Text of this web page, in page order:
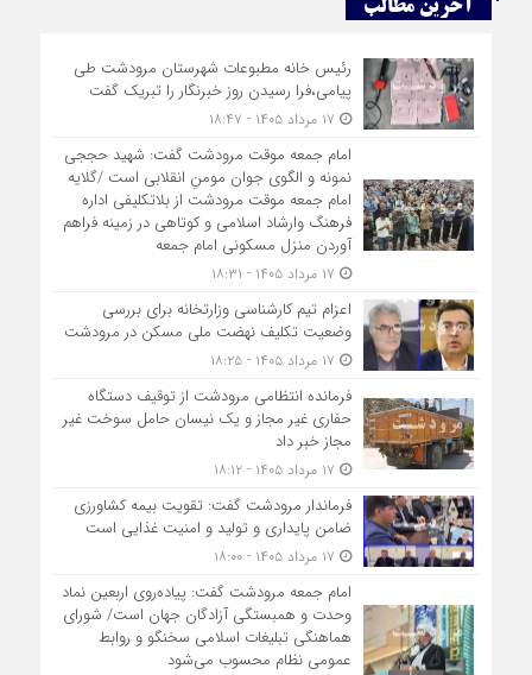
آخرین مطالب
رئیس خانه مطبوعات شهرستان مرودشت طی
پیامی،فرا رسیدن روز خبرنگار را تبریک گفت
امام جمعه موقت مرودشت گفت: شهید حججی
نمونه و الگوی جوان مومنِ انقلابی است /گلایه
امام جمعه موقت مرودشت از بلاتکلیفی اداره
فرهنگ وارشاد اسلامی و کوتاهی در زمینه فراهم
آوردن منزل مسکونی امام جمعه
اعزام تیم کارشناسی وزارتخانه برای بررسی
وضعیت تکلیف نهضت ملی مسکن در مرودشت
فرمانده انتظامی مرودشت از توقیف دستگاه
حفاری غیر مجاز و یک نیسان حامل سوخت غیر
مجاز خبر داد
فرماندار مرودشت گفت: تقویت بیمه کشاورزی
ضامن پایداری و تولید و امنیت غذایی است
امام جمعه مرودشت گفت: پیاده‌روی اربعین نماد
وحدت و همبستگی آزادگان جهان است/ شورای
هماهنگی تبلیغات اسلامی سخنگو و روابط
عمومی نظام محسوب می‌شود